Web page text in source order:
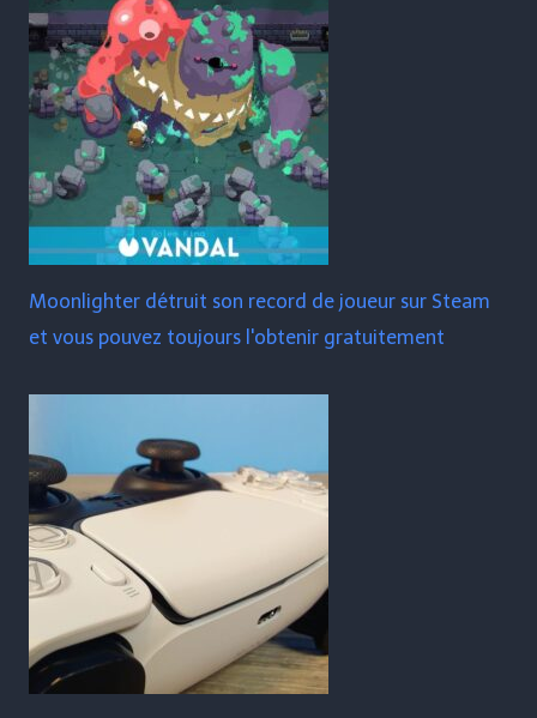
Moonlighter détruit son record de joueur sur Steam
et vous pouvez toujours l'obtenir gratuitement